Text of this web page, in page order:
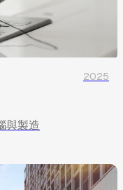
與製造
2025